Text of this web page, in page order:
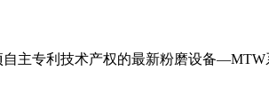
主专利技术产权的最新粉磨设备